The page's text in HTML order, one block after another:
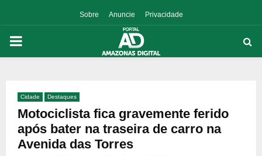
Sobre Anuncie Privacidade
PRIMARY
Cidade Destaques
Motociclista fica gravemente ferido
após bater na traseira de carro na
Avenida das Torres